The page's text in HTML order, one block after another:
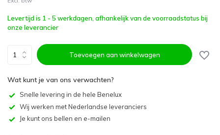
Levertijd is 1 - 5 werkdagen, afhankelijk van de voorraadstatus bij
onze leverancier
Toevoegen aan winkelwagen
Wat kunt je van ons verwachten?
Snelle levering in de hele Benelux
Wij werken met Nederlandse leveranciers
Je kunt ons bellen en e-mailen